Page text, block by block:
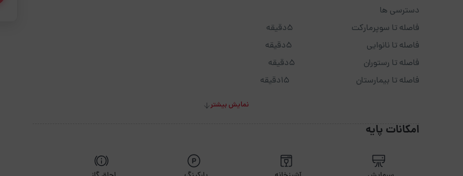
دسترسی ها
فاصله تا سوپرمارکت 5دقیقه
فاصله تا نانوایی 5دقیقه
فاصله تا رستوران 5دقیقه
فاصله تا بیمارستان 15دقیقه
فاصله تا داروخانه 5دقیقه
فاصله تا دسترسی های حمل ونقل 5 دقیقه
نمایش بیشتر
امکانات پایه